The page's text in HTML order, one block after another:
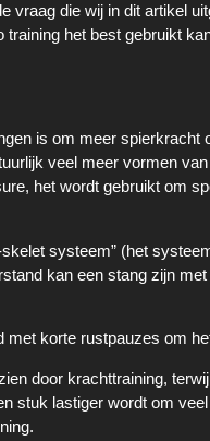
vraag die wij in dit artikel
het best gebruikt
is om meer
veel meer vormen
het wordt gebruikt om
systeem” (het
kan een stang zijn
korte rustpauzes om
door krachttraining,
stuk lastiger wordt om